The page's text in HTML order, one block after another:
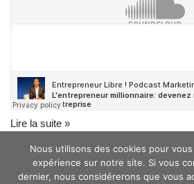
Lire la suite »
Nous utilisons des cookies pour
expérience sur notre site. Si vous
dernier, nous considérerons que vous